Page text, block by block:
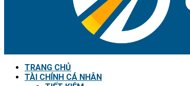
TRANG CHỦ
TÀI CHÍNH CÁ NHÂN